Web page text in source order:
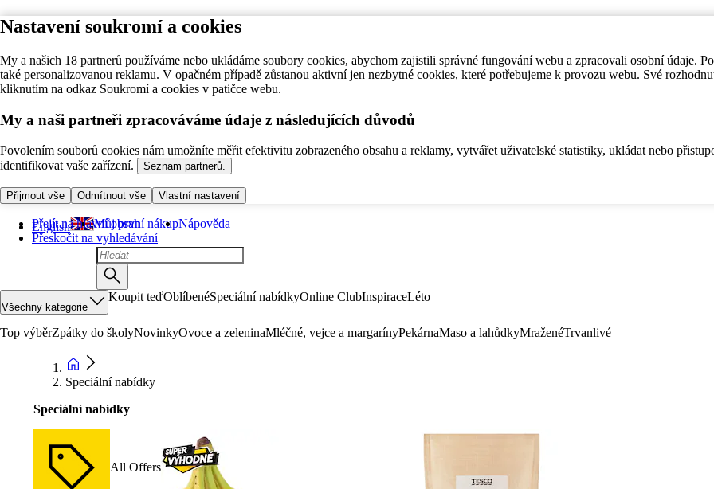
Nastavení soukromí a cookies
My a našich 18 partnerů používáme nebo ukládáme soubory cookies, abychom zajistili správné fungování webu a zpracovali osobní údaje.
také personalizovanou reklamu. V opačném případě zůstanou aktivní jen nezbytné cookies, které potřebujeme k provozu webu. Své
kliknutím na odkaz Soukromí a cookies v patičce webu.
My a naši partneři zpracováváme údaje z následujících důvodů
Povolením souborů cookies nám umožníte měřit efektivitu zobrazeného obsahu a reklamy, vytvářet uživatelské statistiky, ukládat nebo
identifikovat vaše zařízení.
Seznam partnerů.
Přijmout vše Odmítnout vše Vlastní nastavení
Přejít na hlavní obsah
Přeskočit na vyhledávání
English Můj první nákupNápověda
Všechny kategorie
Koupit teďOblíbenéSpeciální nabídkyOnline ClubInspiraceLéto
Top výběrZpátky do školyNovinkyOvoce a zeleninaMléčné, vejce a margarínyPekárnaMaso a lahůdkyMraženéTrvanlivé
Speciální nabídky
Speciální nabídky
All Offers